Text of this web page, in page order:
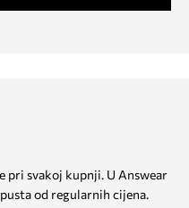
svakoj kupnji. U Answear
od regularnih cijena.